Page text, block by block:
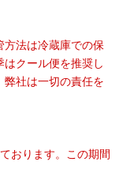
方法は冷蔵庫での保
クール便を推奨し
社は一切の責任を
おります。この期間